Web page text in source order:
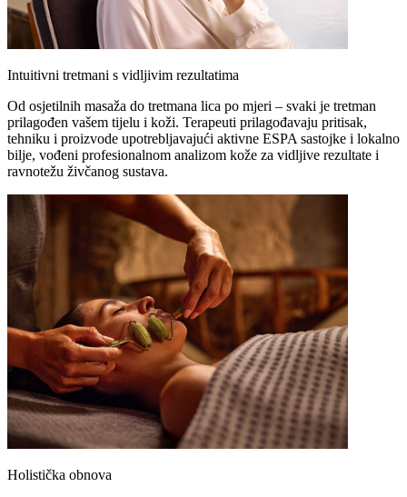
Intuitivni tretmani s vidljivim rezultatima
Od osjetilnih masaža do tretmana lica po mjeri – svaki je tretman
prilagođen vašem tijelu i koži. Terapeuti prilagođavaju pritisak,
tehniku i proizvode upotrebljavajući aktivne ESPA sastojke i lokalno
bilje, vođeni profesionalnom analizom kože za vidljive rezultate i
ravnotežu živčanog sustava.
Holistička obnova